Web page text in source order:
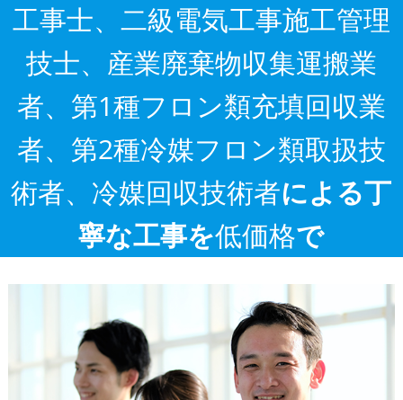
工事士、二級電気工事施工管理
技士、産業廃棄物収集運搬業
者、第1種フロン類充填回収業
者、第2種冷媒フロン類取扱技
術者、冷媒回収技術者による丁
寧な工事を低価格で